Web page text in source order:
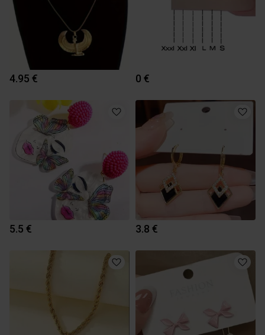
4.95 € 0 €
5.5 € 3.8 €